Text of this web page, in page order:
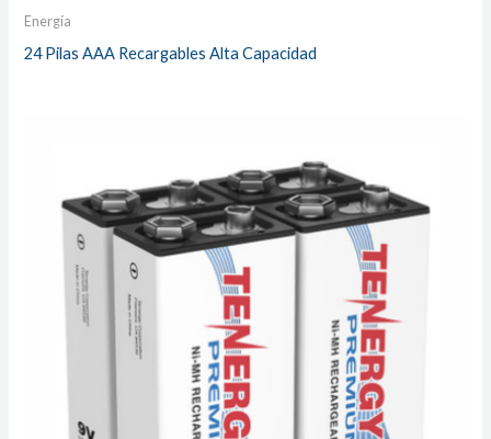
Energía
24 Pilas AAA Recargables Alta Capacidad